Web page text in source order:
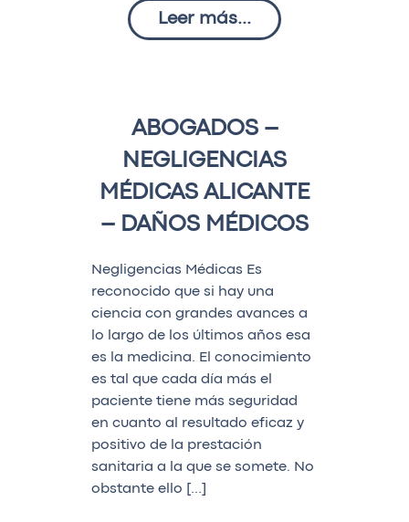
Leer más...
ABOGADOS –
NEGLIGENCIAS
MÉDICAS ALICANTE
– DAÑOS MÉDICOS
Negligencias Médicas Es
reconocido que si hay una
ciencia con grandes avances a
lo largo de los últimos años esa
es la medicina. El conocimiento
es tal que cada día más el
paciente tiene más seguridad
en cuanto al resultado eficaz y
positivo de la prestación
sanitaria a la que se somete. No
obstante ello […]